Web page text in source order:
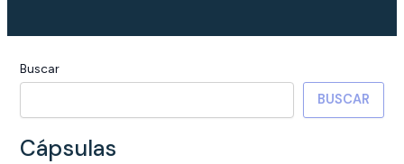
Buscar
BUSCAR
Cápsulas